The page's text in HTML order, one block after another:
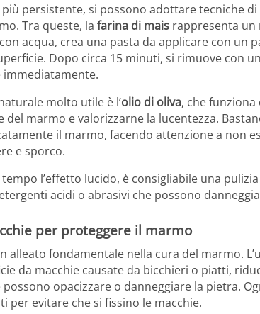
più persistente, si possono adottare tecniche
Tra queste, la farina di mais rappresenta
acqua, crea una pasta da applicare con un
Dopo circa 15 minuti, si rimuove con
molto utile è l’olio di oliva, che
del marmo e valorizzarne la lucentezza.
il marmo, facendo attenzione a non
e sporco.
l’effetto lucido, è consigliabile una
acidi o abrasivi che possono
per proteggere il marmo
alleato fondamentale nella cura del marmo.
da macchie causate da bicchieri o piatti,
possono opacizzare o danneggiare la pietra.
per evitare che si fissino le macchie.